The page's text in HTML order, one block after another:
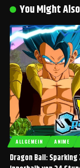
You Might
ALLGEMEIN ANIME
Dragon Ball: